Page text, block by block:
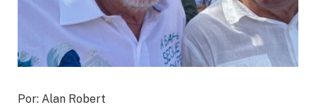
Por: Alan Robert